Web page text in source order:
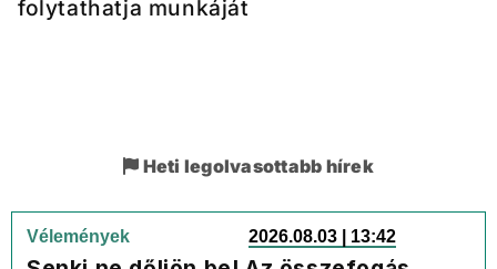
folytathatja munkáját
Heti legolvasottabb hírek
Vélemények 2026.08.03 | 13:42